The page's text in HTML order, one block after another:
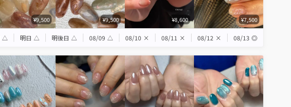
¥9,500 ¥9,500 ¥8,600 ¥7,500
△ 明日 △ 明後日 △ 08/09 △ 08/10 × 08/11 × 08/12 × 08/13 ◎